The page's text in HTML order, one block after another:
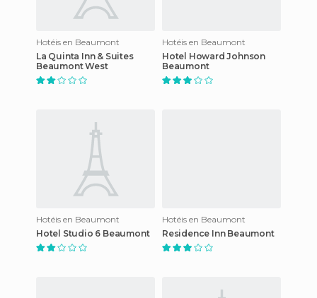
Hotéis en Beaumont
La Quinta Inn & Suites
Beaumont West
Hotéis en Beaumont
Hotel Howard Johnson
Beaumont
Hotéis en Beaumont
Hotel Studio 6 Beaumont
Hotéis en Beaumont
Residence Inn Beaumont